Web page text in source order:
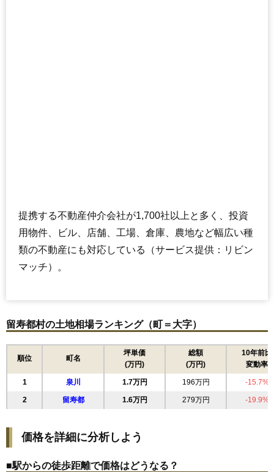
提携する不動産仲介会社が1,700社以上と多く、投資
用物件、ビル、店舗、工場、倉庫、農地など幅広い種
類の不動産にも対応している（サービス提供：リビン
マッチ）。
留寿都村の土地相場ランキング（町＝大字）
順位 町名
坪単価
(万円)
総額
(万円)
10年前比
変動率
1 泉川 1.7万円 196万円 -15.7%
2 留寿都 1.6万円 279万円 -19.9%
価格を詳細に分析しよう
■駅からの徒歩距離で価格はどうなる？